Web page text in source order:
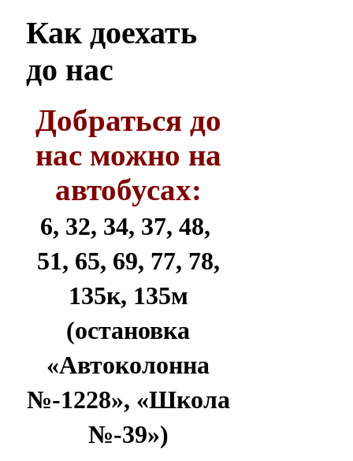
Как доехать
до нас
Добраться до
нас можно на
автобусах:
6, 32, 34, 37, 48,
51, 65, 69, 77, 78,
135к, 135м
(остановка
«Автоколонна
№-1228», «Школа
№-39»)